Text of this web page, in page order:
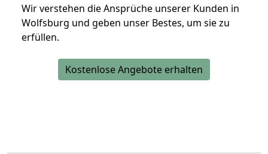
Wir verstehen die Ansprüche unserer Kunden in
Wolfsburg und geben unser Bestes, um sie zu
erfüllen.
Kostenlose Angebote erhalten